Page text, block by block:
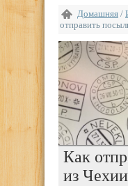
Домашняя /
отправить
Как
из Чехии